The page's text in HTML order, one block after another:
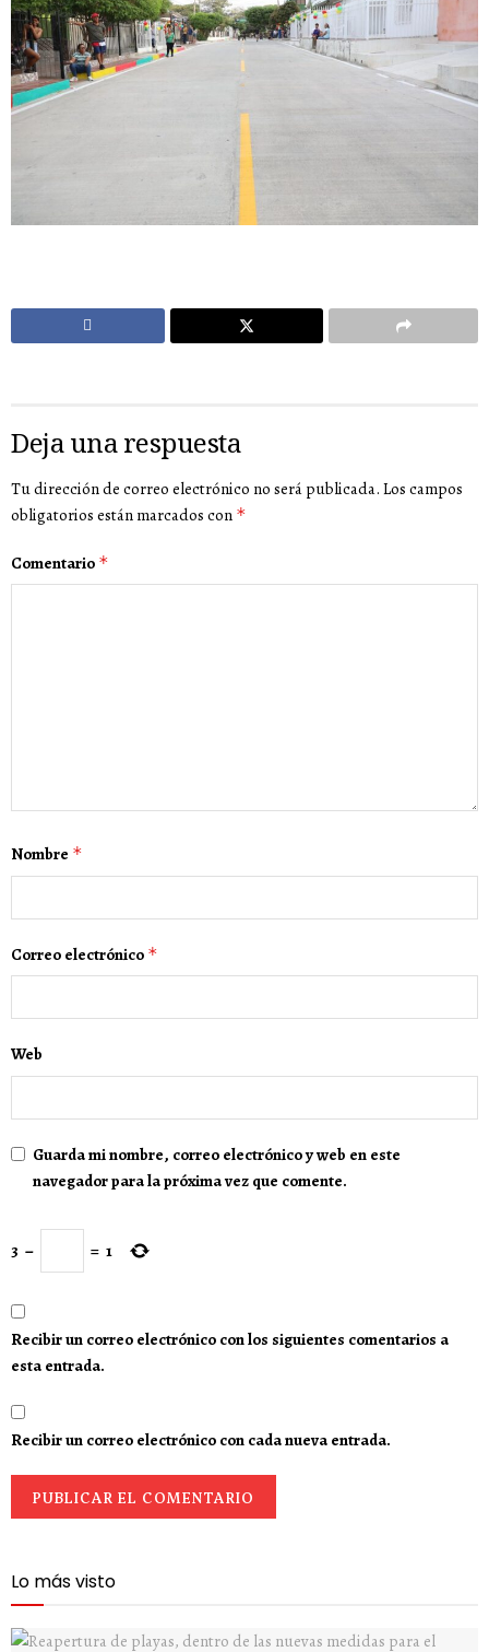
Deja una respuesta
Tu dirección de correo electrónico no será publicada. Los campos
obligatorios están marcados con *
Comentario *
Nombre *
Correo electrónico *
Web
Guarda mi nombre, correo electrónico y web en este
navegador para la próxima vez que comente.
3 − = 1
Recibir un correo electrónico con los siguientes comentarios a
esta entrada.
Recibir un correo electrónico con cada nueva entrada.
Lo más visto